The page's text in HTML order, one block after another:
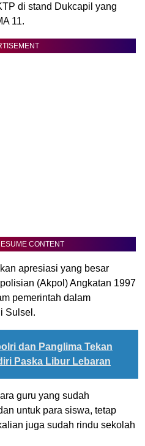
di stand Dukcapil yang
11.
CONTENT
apresiasi yang besar
(Akpol) Angkatan 1997
pemerintah dalam
Sulsel.
dan Panglima Tekan
Paska Libur Lebaran
guru yang sudah
untuk para siswa, tetap
juga sudah rindu sekolah